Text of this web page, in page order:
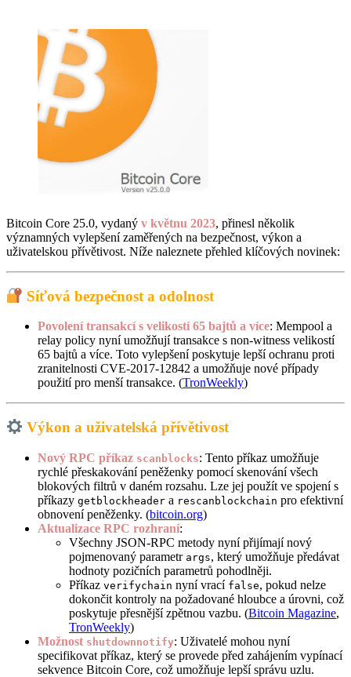
Bitcoin Core 25.0, vydaný v květnu 2023, přinesl několik
významných vylepšení zaměřených na bezpečnost, výkon a
uživatelskou přívětivost. Níže naleznete přehled klíčových novinek:
Síťová bezpečnost a odolnost
Povolení transakcí s velikostí 65 bajtů a více: Mempool a
relay policy nyní umožňují transakce s non-witness velikostí
65 bajtů a více. Toto vylepšení poskytuje lepší ochranu proti
zranitelnosti CVE-2017-12842 a umožňuje nové případy
použití pro menší transakce. (TronWeekly)
Výkon a uživatelská přívětivost
Nový RPC příkaz scanblocks: Tento příkaz umožňuje
rychlé přeskakování peněženky pomocí skenování všech
blokových filtrů v daném rozsahu. Lze jej použít ve spojení s
příkazy getblockheader a rescanblockchain pro efektivní
obnovení peněženky. (bitcoin.org)
Aktualizace RPC rozhraní:
Všechny JSON-RPC metody nyní přijímají nový
pojmenovaný parametr args, který umožňuje předávat
hodnoty pozičních parametrů pohodlněji.
Příkaz verifychain nyní vrací false, pokud nelze
dokončit kontroly na požadované hloubce a úrovni, což
poskytuje přesnější zpětnou vazbu. (Bitcoin Magazine,
TronWeekly)
Možnost shutdownnotify: Uživatelé mohou nyní
specifikovat příkaz, který se provede před zahájením vypínací
sekvence Bitcoin Core, což umožňuje lepší správu uzlu.